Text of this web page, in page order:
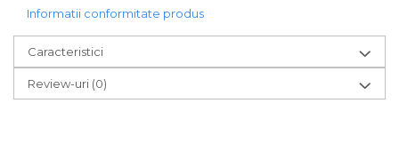
Tester Compresie Auto
Truse reparatii anvelope
Dispozitiv Aerisire &
Schimbare Lichid Frana
Informatii conformitate produs
Caracteristici
Review-uri (0)